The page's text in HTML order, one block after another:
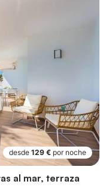
desde 129 € por noche
al mar, terraza